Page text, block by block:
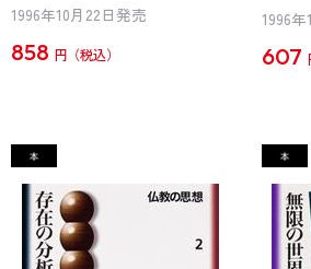
1996年10月22日発売
858 円
1996
607